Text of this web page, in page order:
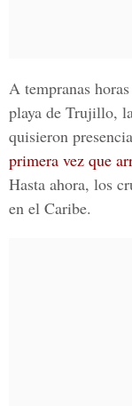
A tempranas
playa de Trujillo,
quisieron
primera vez que
Hasta ahora, los
en el Caribe.